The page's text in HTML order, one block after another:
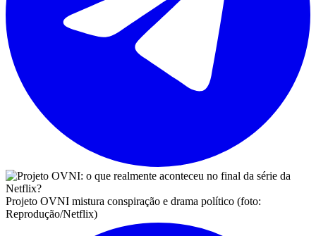
Projeto OVNI mistura conspiração e drama político (foto:
Reprodução/Netflix)